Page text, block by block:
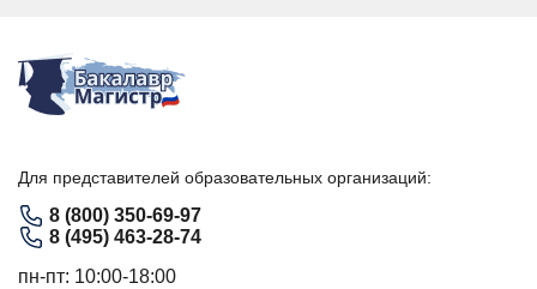
Для представителей образовательных организаций:
8 (800) 350-69-97
8 (495) 463-28-74
пн-пт: 10:00-18:00